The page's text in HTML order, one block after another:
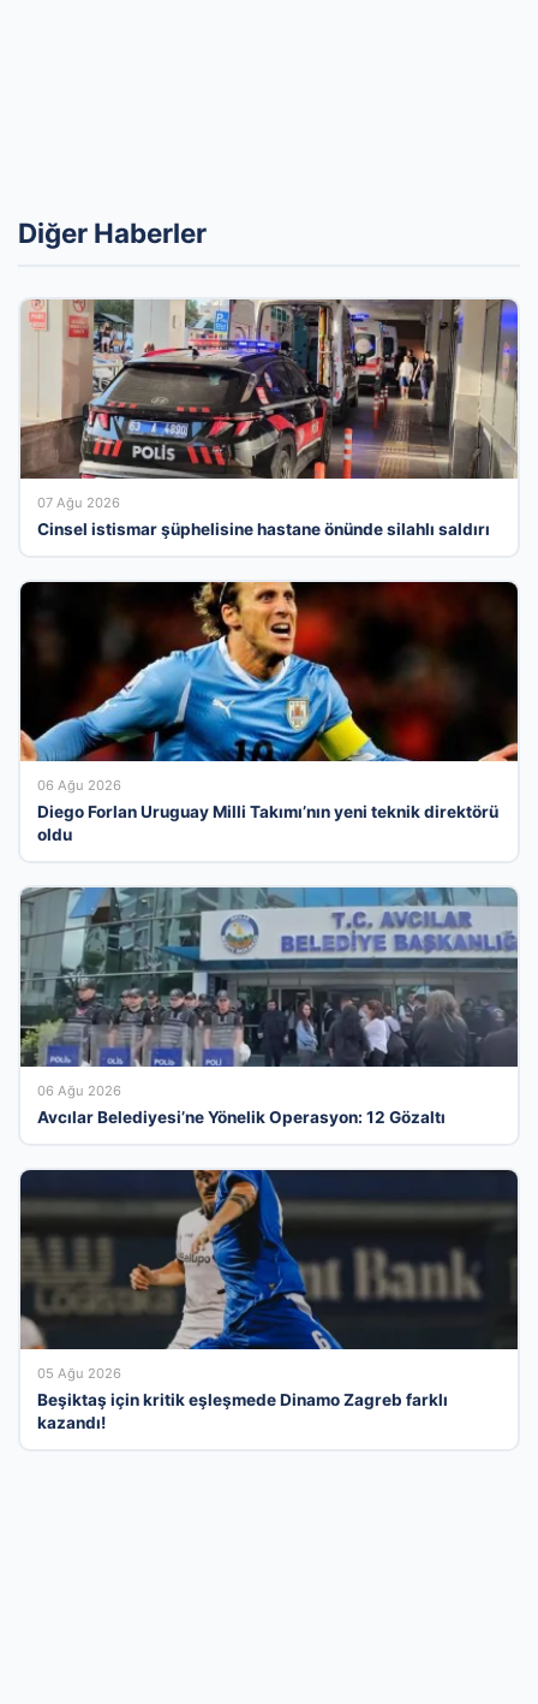
Diğer Haberler
07 Ağu 2026
Cinsel istismar şüphelisine hastane önünde silahlı saldırı
06 Ağu 2026
Diego Forlan Uruguay Milli Takımı’nın yeni teknik direktörü
oldu
06 Ağu 2026
Avcılar Belediyesi’ne Yönelik Operasyon: 12 Gözaltı
05 Ağu 2026
Beşiktaş için kritik eşleşmede Dinamo Zagreb farklı
kazandı!